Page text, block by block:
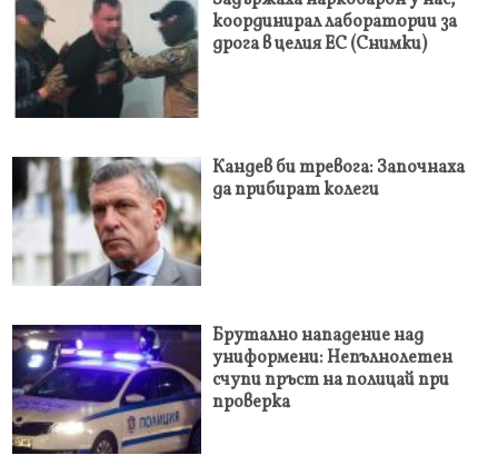
координирал лаборатории за
дрога в целия ЕС (Снимки)
Кандев би тревога: Започнаха
да прибират колеги
Брутално нападение над
униформени: Непълнолетен
счупи пръст на полицай при
проверка